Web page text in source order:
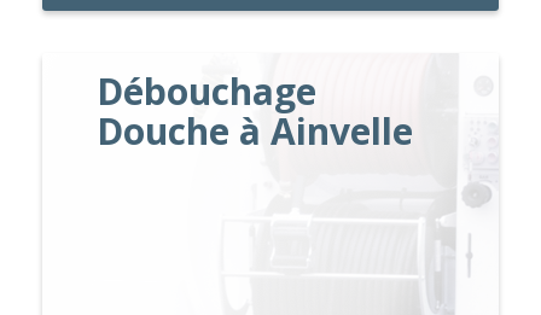
Débouchage
Douche à Ainvelle